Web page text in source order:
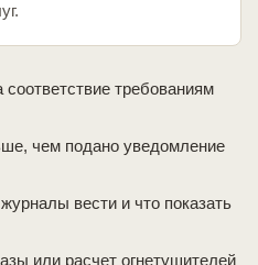
требованиям
чем подано уведомление
вести и что показать
или расчет огнетушителей